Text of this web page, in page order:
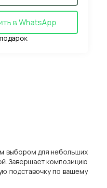
в WhatsApp
выбором для небольших
Завершает композицию
подставочку по вашему